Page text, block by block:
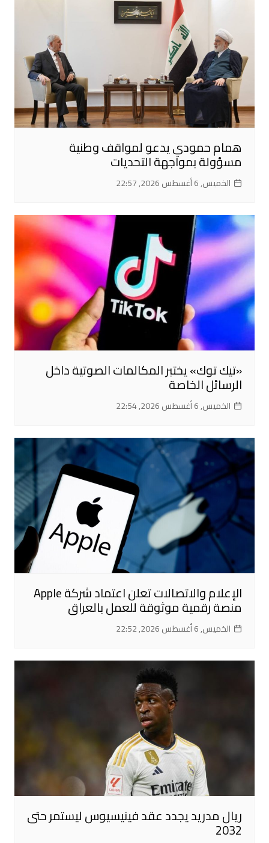
همام حمودي يدعو لمواقف وطنية
مسؤولة بمواجهة التحديات
الخميس, 6 أغسطس 2026, 22:57
«تيك توك» يختبر المكالمات الصوتية داخل
الرسائل الخاصة
الخميس, 6 أغسطس 2026, 22:54
الإعلام والاتصالات تعلن اعتماد شركة Apple
منصة رقمية موثوقة للعمل بالعراق
الخميس, 6 أغسطس 2026, 22:52
ريال مدريد يجدد عقد فينيسيوس ليستمر حتى
2032